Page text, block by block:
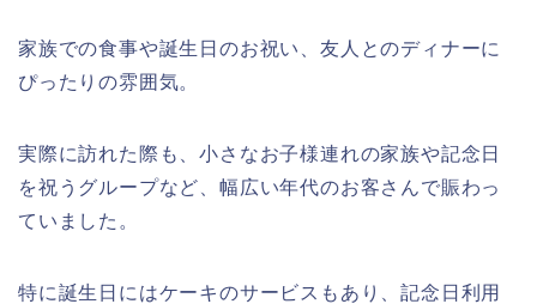
家族での食事や誕生日のお祝い、友人とのディナーに
ぴったりの雰囲気。
実際に訪れた際も、小さなお子様連れの家族や記念日
を祝うグループなど、幅広い年代のお客さんで賑わっ
ていました。
特に誕生日にはケーキのサービスもあり、記念日利用